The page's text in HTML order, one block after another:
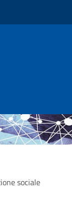
sociale